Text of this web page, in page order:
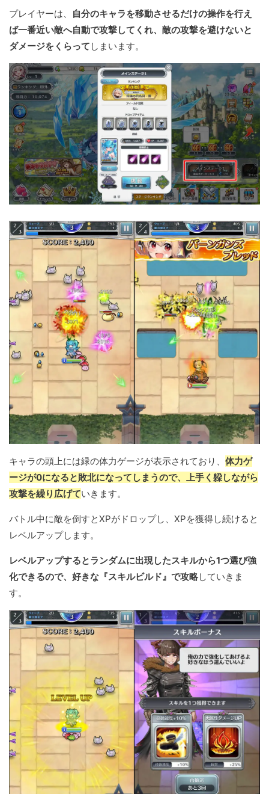
プレイヤーは、
自分のキャラを移動させるだけの操作を行え
ば一番近い敵へ自動で攻撃してくれ、敵の攻撃を避けないと
ダメージをくらって しまいます。
キャラの頭上には緑の体力ゲージが表示されており、 体力ゲ
ージが0になると敗北になってしまうので、上手く躱しながら
攻撃を繰り広げていきます。
バトル中に敵を倒すとXPがドロップし、XPを獲得し続けると
レベルアップします。
レベルアップするとランダムに出現したスキルから1つ選び強
化できるので、好きな『スキルビルド』で攻略していきま
す。